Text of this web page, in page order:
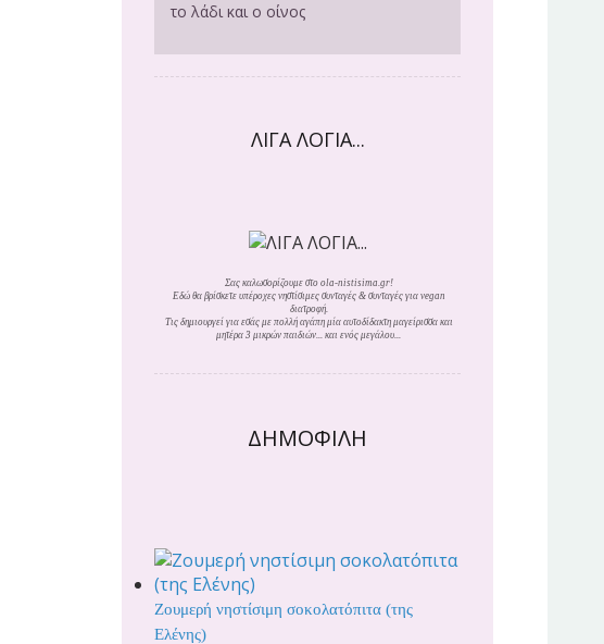
το λάδι και ο οίνος
ΛΙΓΑ ΛΟΓΙΑ...
Σας καλωσορίζουμε στο ola-nistisima.gr!
Εδώ θα βρίσκετε υπέροχες νηστίσιμες συνταγές & συνταγές για vegan
διατροφή.
Τις δημιουργεί για εσάς με πολλή αγάπη μία αυτοδίδακτη μαγείρισσα και
μητέρα 3 μικρών παιδιών... και ενός μεγάλου...
ΔΗΜΟΦΙΛΗ
Ζουμερή νηστίσιμη σοκολατόπιτα (της
Ελένης)